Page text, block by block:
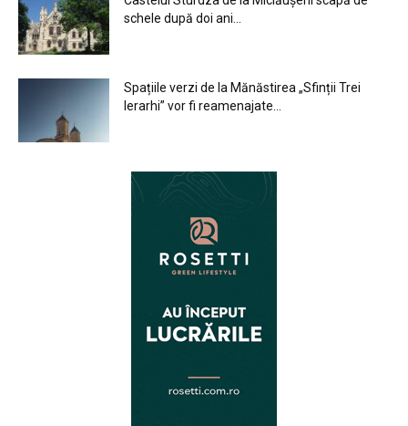
schele după doi ani...
Spațiile verzi de la Mănăstirea „Sfinții Trei
Ierarhi” vor fi reamenajate...